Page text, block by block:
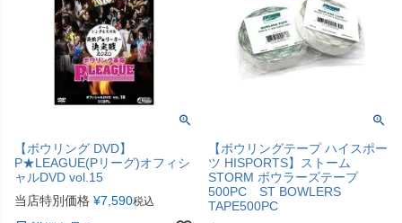
【ボウリング DVD】
P★LEAGUE(Pリーグ)オフィシ
ャルDVD vol.15
当店特別価格 ¥7,590税込
【ボウリングテープ ハイスポー
ツ HISPORTS】ストーム
STORM ボウラーズテープ
500PC ST BOWLERS
TAPE500PC